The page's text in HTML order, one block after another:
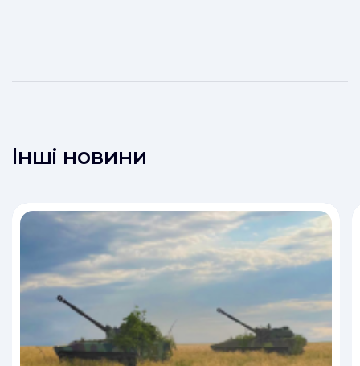
Інші новини